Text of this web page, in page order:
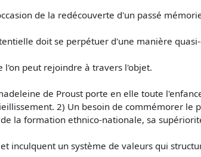
de la redécouverte d'un passé
doit se perpétuer d'une manière
l'on peut rejoindre à travers l'objet.
de Proust porte en elle toute
2) Un besoin de commémorer
la formation ethnico-nationale, sa
inculquent un système de valeurs qui